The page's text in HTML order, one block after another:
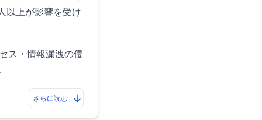
以上が影響を受け
ス・情報漏洩の侵
さらに読む